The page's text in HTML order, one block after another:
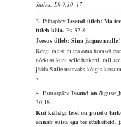
Jutlus: Lk 9,10–17
3. PühapäevIssand ütleb: Ma
tuleb käia.Ps 32,8
Jeesus ütleb: Sina järgne
Keegi meist ei tea oma homset
nõrkust kuni selle hetkeni, mil
jääda Sulle ustavaks kõigis
*
4. EsmaspäevIssand on õiguse
30,18
Kui kellelgi teist on puudu
annab suisa ega tee